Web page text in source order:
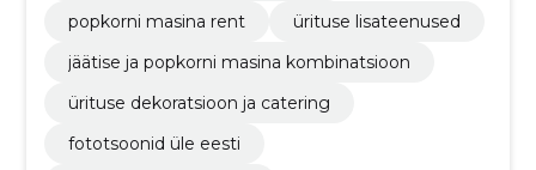
popkorni masina rent
ürituse lisateenused
jäätise ja popkorni masina kombinatsioon
ürituse dekoratsioon ja catering
fototsoonid üle eesti